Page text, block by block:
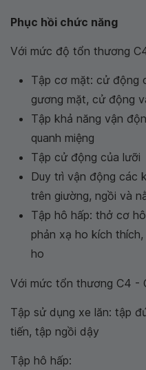
Phục hồi chức năng
Với mức độ tổn thương
Tập cơ mặt: cử động
gương mặt, cử động
Tập khả năng vận
quanh miệng
Tập cử động của lưỡi
Duy trì vận động các
trên giường, ngồi và
Tập hô hấp: thở cơ
phản xạ ho kích
ho
Với mức tổn thương C4 -
Tập sử dụng xe lăn: tập
tiến, tập ngồi dậy
Tập hô hấp: